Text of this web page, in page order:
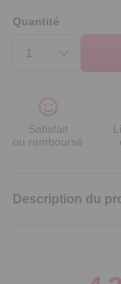
Quantité
Satisfait
ou remboursé
Description du